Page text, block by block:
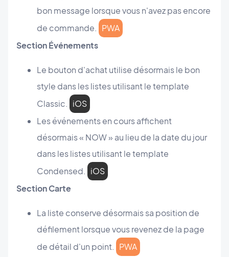
bon message lorsque vous n'avez pas encore
de commande. PWA
Section Événements
Le bouton d'achat utilise désormais le bon
style dans les listes utilisant le template
Classic. iOS
Les événements en cours affichent
désormais « NOW » au lieu de la date du jour
dans les listes utilisant le template
Condensed. iOS
Section Carte
La liste conserve désormais sa position de
défilement lorsque vous revenez de la page
de détail d'un point. PWA